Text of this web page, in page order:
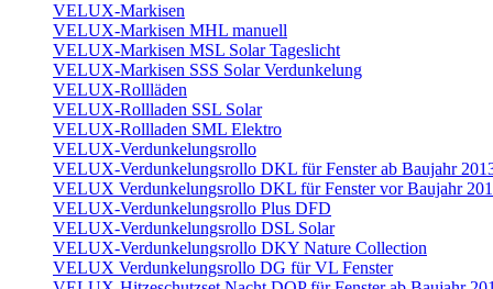
VELUX-Markisen
VELUX-Markisen MHL manuell
VELUX-Markisen MSL Solar Tageslicht
VELUX-Markisen SSS Solar Verdunkelung
VELUX-Rollläden
VELUX-Rollladen SSL Solar
VELUX-Rollladen SML Elektro
VELUX-Verdunkelungsrollo
VELUX-Verdunkelungsrollo DKL für Fenster ab Baujahr
VELUX Verdunkelungsrollo DKL für Fenster vor Baujahr
VELUX-Verdunkelungsrollo Plus DFD
VELUX-Verdunkelungsrollo DSL Solar
VELUX-Verdunkelungsrollo DKY Nature Collection
VELUX Verdunkelungsrollo DG für VL Fenster